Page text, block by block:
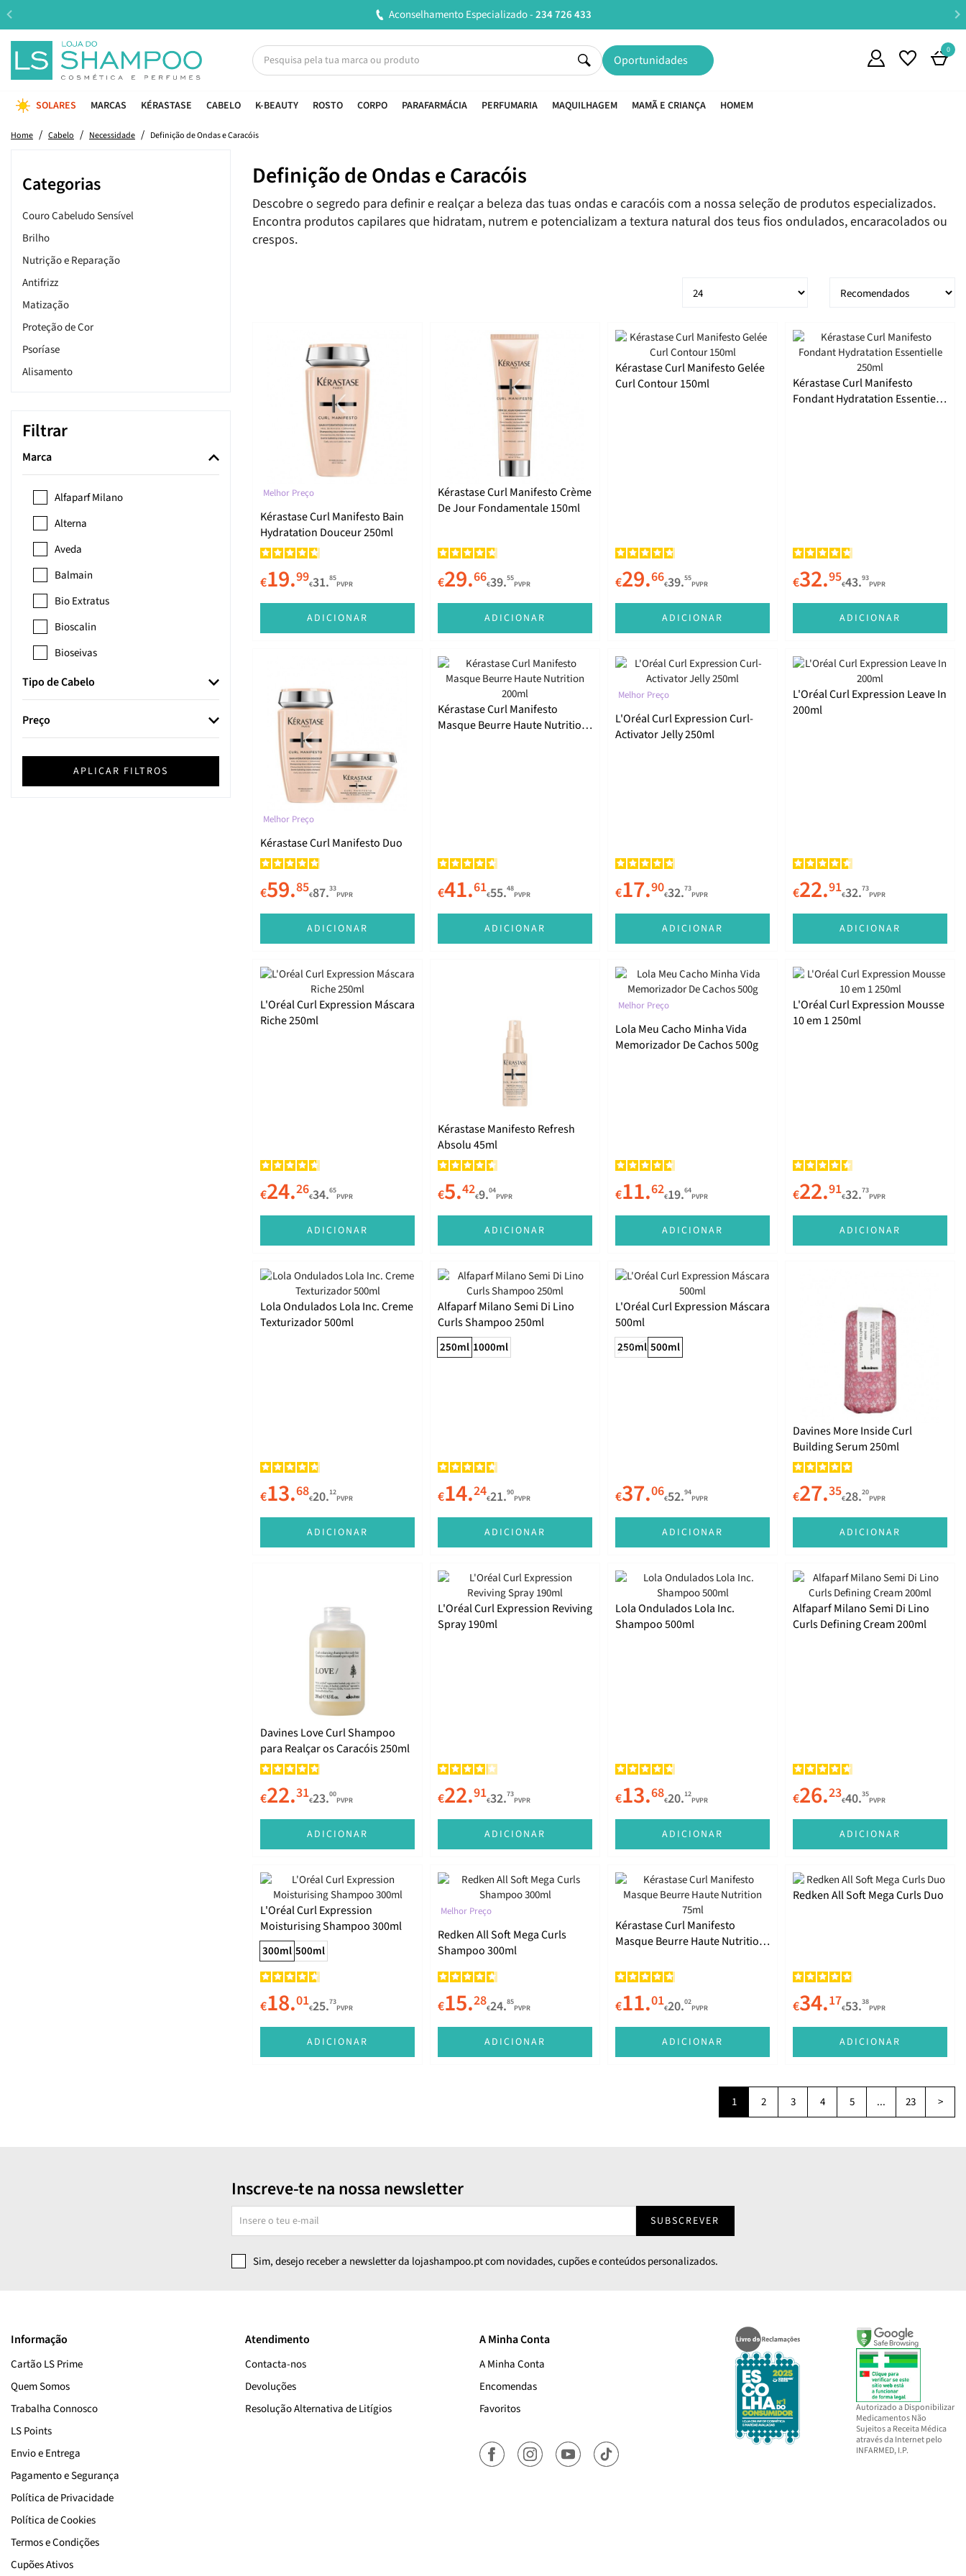
Entregas em 24H úteis.Oferta de portes a partir de €45*
Oportunidades
0
SOLARES MARCAS KÉRASTASE CABELO K-BEAUTY ROSTO CORPO PARAFARMÁCIA PERFUMARIA MAQUILHAGEM MAMÃ E CRIANÇA HOMEM
Home Cabelo Necessidade Definição de Ondas e Caracóis
Categorias
Couro Cabeludo Sensível
Brilho
Nutrição e Reparação
Antifrizz
Matização
Proteção de Cor
Psoríase
Alisamento
Hidratação e Uso Diário
Antioleosidade
Antiqueda
Proteção Solar
Definição de Ondas e Caracóis
Filtrar
Marca
Alfaparf Milano
Alterna
Aveda
Balmain
Bio Extratus
Bioscalin
Bioseivas
Cantu
Christophe Robin
Cotril
Tipo de Cabelo
Preço
APLICAR FILTROS
Definição de Ondas e Caracóis
Descobre o segredo para definir e realçar a beleza das tuas ondas e caracóis com a nossa seleção de produtos especializados.
Encontra produtos capilares que hidratam, nutrem e potencializam a textura natural dos teus fios ondulados, encaracolados ou
crespos.
Melhor Preço
Kérastase Curl Manifesto Bain
Hydratation Douceur 250ml
€19.99€31.85
PVPR
ADICIONAR
Kérastase Curl Manifesto Crème
De Jour Fondamentale 150ml
€29.66€39.55
PVPR
ADICIONAR
Kérastase Curl Manifesto Gelée
Curl Contour 150ml
€29.66€39.55
PVPR
ADICIONAR
Kérastase Curl Manifesto
Fondant Hydratation Essentielle
€32.95€43.93
PVPR
ADICIONAR
Melhor Preço
Kérastase Curl Manifesto Duo
€59.85€87.33
PVPR
ADICIONAR
Kérastase Curl Manifesto
Masque Beurre Haute Nutrition
€41.61€55.48
PVPR
ADICIONAR
Melhor Preço
L'Oréal Curl Expression Curl-
Activator Jelly 250ml
€17.90€32.73
PVPR
ADICIONAR
L'Oréal Curl Expression Leave In
200ml
€22.91€32.73
PVPR
ADICIONAR
L'Oréal Curl Expression Máscara
Riche 250ml
€24.26€34.65
PVPR
ADICIONAR
Kérastase Manifesto Refresh
Absolu 45ml
€5.42€9.04
PVPR
ADICIONAR
Melhor Preço
Lola Meu Cacho Minha Vida
Memorizador De Cachos 500g
€11.62€19.64
PVPR
ADICIONAR
L'Oréal Curl Expression Mousse
10 em 1 250ml
€22.91€32.73
PVPR
ADICIONAR
Lola Ondulados Lola Inc. Creme
Texturizador 500ml
€13.68€20.12
PVPR
ADICIONAR
Alfaparf Milano Semi Di Lino
Curls Shampoo 250ml
250ml 1000ml
€14.24€21.90
PVPR
ADICIONAR
L'Oréal Curl Expression Máscara
500ml
250ml 500ml
€37.06€52.94
PVPR
ADICIONAR
Davines More Inside Curl
Building Serum 250ml
€27.35€28.20
PVPR
ADICIONAR
Davines Love Curl Shampoo
para Realçar os Caracóis 250ml
€22.31€23.00
PVPR
ADICIONAR
L'Oréal Curl Expression Reviving
Spray 190ml
€22.91€32.73
PVPR
ADICIONAR
Lola Ondulados Lola Inc.
Shampoo 500ml
€13.68€20.12
PVPR
ADICIONAR
Alfaparf Milano Semi Di Lino
Curls Defining Cream 200ml
€26.23€40.35
PVPR
ADICIONAR
L'Oréal Curl Expression
Moisturising Shampoo 300ml
300ml 500ml
€18.01€25.73
PVPR
ADICIONAR
Melhor Preço
Redken All Soft Mega Curls
Shampoo 300ml
€15.28€24.85
PVPR
ADICIONAR
Kérastase Curl Manifesto
Masque Beurre Haute Nutrition
€11.01€20.02
PVPR
ADICIONAR
Redken All Soft Mega Curls Duo
€34.17€53.38
PVPR
ADICIONAR
1 2 3 4 5 ... 23 >
Inscreve-te na nossa newsletter
SUBSCREVER
Sim, desejo receber a newsletter da lojashampoo.pt com novidades, cupões e conteúdos personalizados.
Informação
Cartão LS Prime
Quem Somos
Trabalha Connosco
LS Points
Envio e Entrega
Pagamento e Segurança
Política de Privacidade
Política de Cookies
Termos e Condições
Cupões Ativos
Atendimento
Contacta-nos
Devoluções
Resolução Alternativa de Litígios
A Minha Conta
A Minha Conta
Encomendas
Favoritos
Autorizado a Disponibilizar
Medicamentos Não
Sujeitos a Receita Médica
através da Internet pelo
INFARMED, I.P.